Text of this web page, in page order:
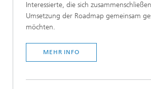
Interessierte, die sich
Umsetzung der Roadmap gemeinsam
möchten.​​
MEHR INFO